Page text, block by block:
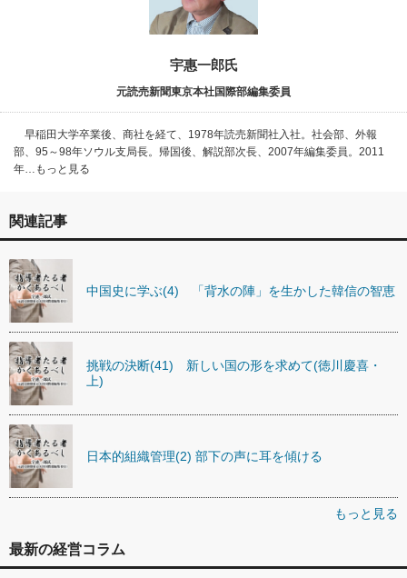
宇惠一郎氏
元読売新聞東京本社国際部編集委員
早稲田大学卒業後、商社を経て、1978年読売新聞社入社。社会部、外報
部、95～98年ソウル支局長。帰国後、解説部次長、2007年編集委員。2011
年…もっと見る
関連記事
中国史に学ぶ(4) 「背水の陣」を生かした韓信の智恵
挑戦の決断(41) 新しい国の形を求めて(徳川慶喜・
上)
日本的組織管理(2) 部下の声に耳を傾ける
もっと見る
最新の経営コラム